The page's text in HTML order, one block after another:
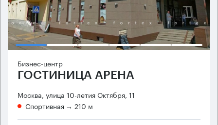
Бизнес-центр
ГОСТИНИЦА АРЕНА
Москва, улица 10-летия Октября, 11
Спортивная → 210 м